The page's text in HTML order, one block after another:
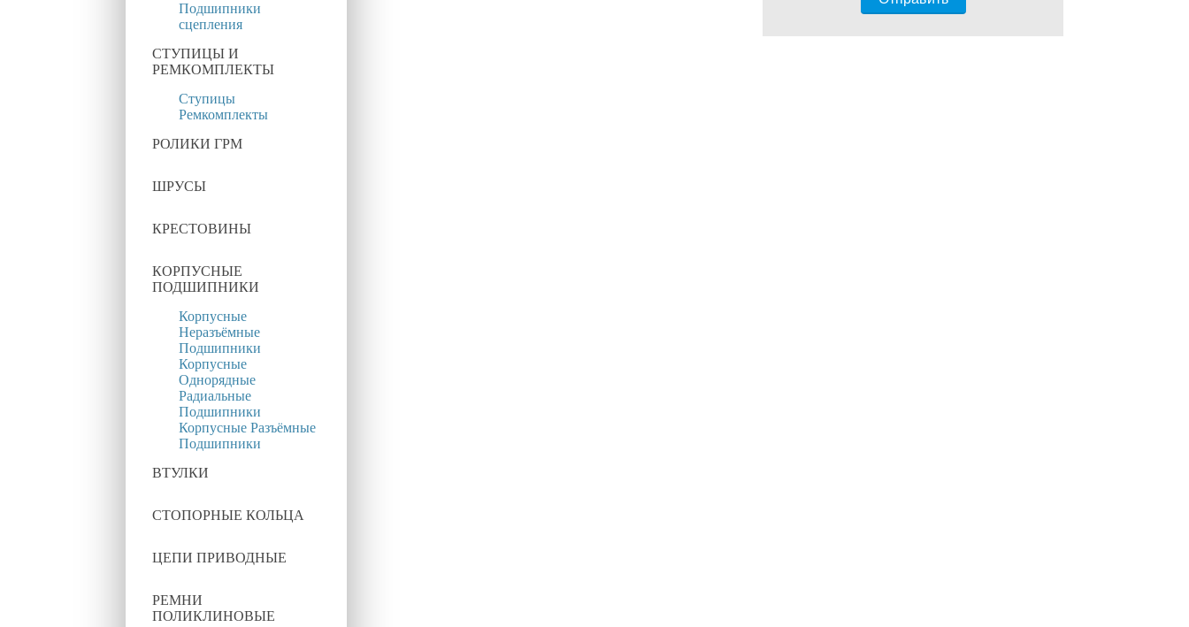
Подшипники
сцепления
СТУПИЦЫ И
РЕМКОМПЛЕКТЫ
Ступицы
Ремкомплекты
РОЛИКИ ГРМ
ШРУСЫ
КРЕСТОВИНЫ
КОРПУСНЫЕ
ПОДШИПНИКИ
Корпусные
Неразъёмные
Подшипники
Корпусные
Однорядные
Радиальные
Подшипники
Корпусные Разъёмные
Подшипники
ВТУЛКИ
СТОПОРНЫЕ КОЛЬЦА
ЦЕПИ ПРИВОДНЫЕ
РЕМНИ
ПОЛИКЛИНОВЫЕ